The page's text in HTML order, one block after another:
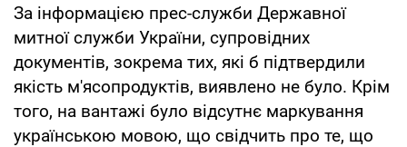
За інформацією прес-служби Державної
митної служби України, супровідних
документів, зокрема тих, які б підтвердили
якість м'ясопродуктів, виявлено не було. Крім
того, на вантажі було відсутнє маркування
українською мовою, що свідчить про те, що